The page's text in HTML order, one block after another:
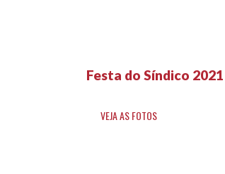
Festa do Síndico 2021
VEJA AS FOTOS